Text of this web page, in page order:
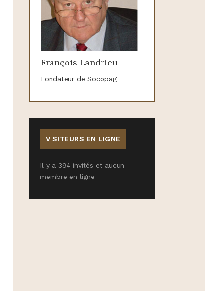
François Landrieu
Fondateur de Socopag
VISITEURS EN LIGNE
Il y a 394 invités et aucun
membre en ligne